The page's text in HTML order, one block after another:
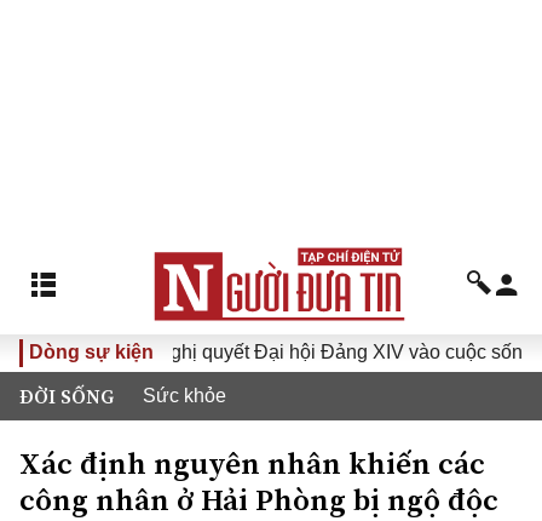
Dòng sự kiện
Đưa Nghị quyết Đại hội Đảng XIV vào cuộc sống
ĐỜI SỐNG Sức khỏe
Xác định nguyên nhân khiến các
công nhân ở Hải Phòng bị ngộ độc